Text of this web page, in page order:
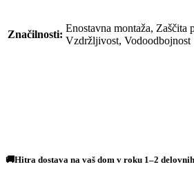
Značilnosti:
Enostavna montaža,
Vzdržljivost, Vodoodbojnost
🚚Hitra dostava na vaš dom v roku 1–2